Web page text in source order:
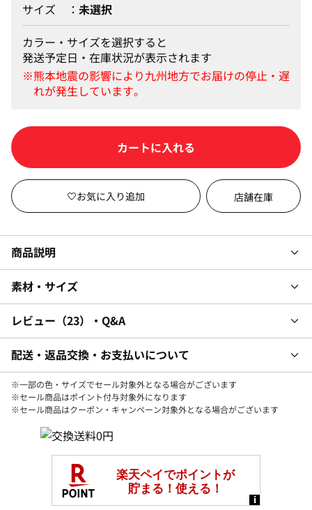
サイズ
未選択
カラー・サイズを選択すると
発送予定日・在庫状況が表示されます
カートに入れる
店舗在庫
商品説明
素材・サイズ
レビュー 23 ・Q&A
配送・返品交換・お支払いについて
※一部の色・サイズでセール対象外となる場合がございます
※セール商品はポイント付与対象外になります
※セール商品はクーポン・キャンペーン対象外となる場合がございます